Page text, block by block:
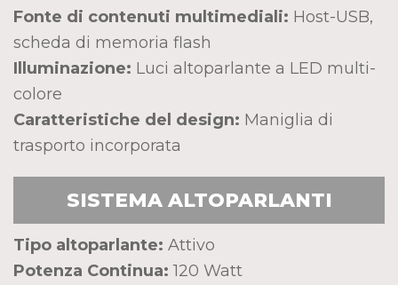
Fonte di contenuti multimediali: Host-USB,
scheda di memoria flash
Illuminazione: Luci altoparlante a LED multi-
colore
Caratteristiche del design: Maniglia di
trasporto incorporata
SISTEMA ALTOPARLANTI
Tipo altoparlante: Attivo
Potenza Continua: 120 Watt